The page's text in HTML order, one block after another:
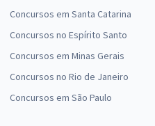
Concursos em Santa Catarina
Concursos no Espírito Santo
Concursos em Minas Gerais
Concursos no Rio de Janeiro
Concursos em São Paulo